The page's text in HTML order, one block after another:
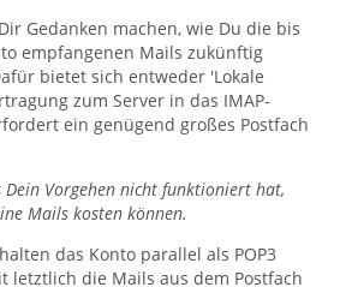
Gedanken machen, wie Du die bis
empfangenen Mails zukünftig
bietet sich entweder 'Lokale
zum Server in das IMAP-
ein genügend großes Postfach
Dein Vorgehen nicht funktioniert hat,
Mails kosten können.
das Konto parallel als POP3
letztlich die Mails aus dem Postfach